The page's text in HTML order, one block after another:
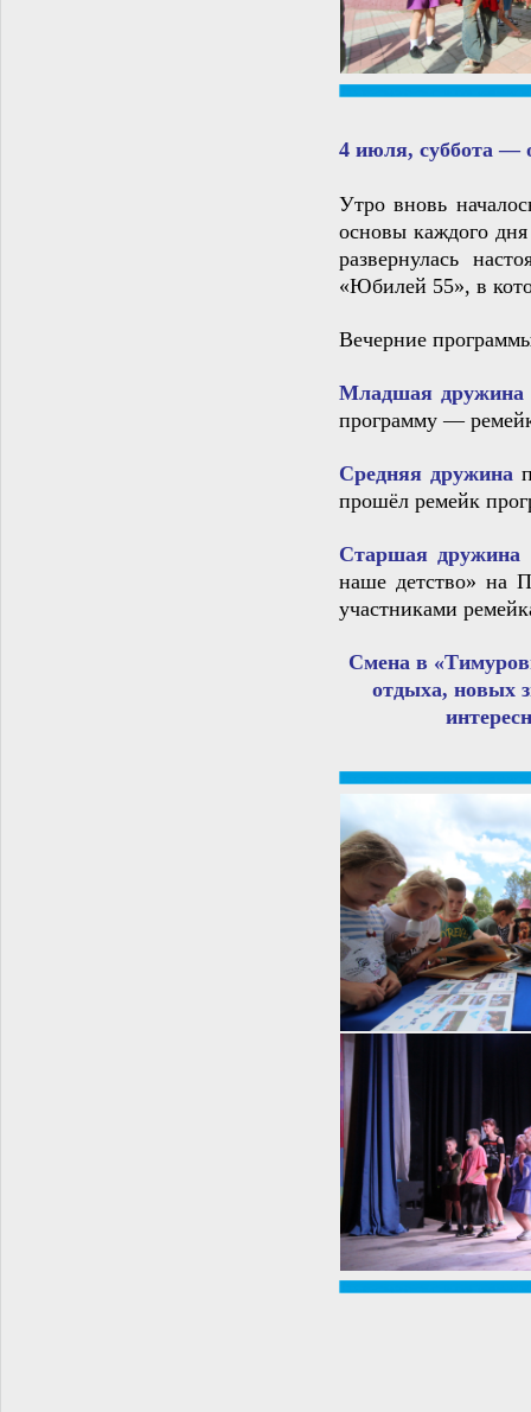
4 июля, суббота —
Утро вновь
основы каждого
развернулась
«Юбилей 55», в
Вечерние
Младшая
программу —
Средняя дружина
прошёл ремейк
Старшая дружина
наше детство» на
участниками
Смена в
отдыха, новых